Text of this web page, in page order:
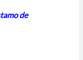
de